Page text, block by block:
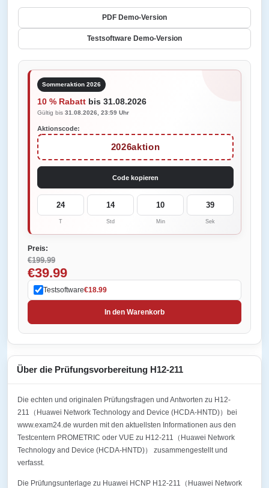
PDF Demo-Version
Testsoftware Demo-Version
Sommeraktion 2026
10 % Rabatt bis 31.08.2026
Gültig bis 31.08.2026, 23:59 Uhr
Aktionscode:
2026aktion
Code kopieren
24
T
14
Std
10
Min
39
Sek
Preis:
€199.99
€39.99
Testsoftware€18.99
In den Warenkorb
Über die Prüfungsvorbereitung H12-211
Die echten und originalen Prüfungsfragen und Antworten zu H12-
211（Huawei Network Technology and Device (HCDA-HNTD)）bei
www.exam24.de wurden mit den aktuellsten Informationen aus den
Testcentern PROMETRIC oder VUE zu H12-211（Huawei Network
Technology and Device (HCDA-HNTD)） zusammengestellt und
verfasst.
Die Prüfungsunterlage zu Huawei HCNP H12-211（Huawei Network